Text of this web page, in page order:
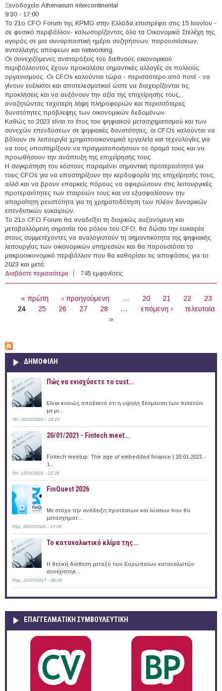
Ξενοδοχείο Athenaeum Intercontinental
9:30 - 17:00
Το 21o CFO Forum της KPMG στην Ελλάδα επιστρέφει στις 15 Ιουνίου -
σε φυσικό περιβάλλον- καλωσορίζοντας όλα τα Οικονομικά Στελέχη της
αγοράς σε μια συναρπαστική ημέρα συζητήσεων, παρουσιάσεων,
ανταλλαγής απόψεων και networking.
Οι συνεχιζόμενες αναταράξεις του διεθνούς οικονομικού
περιβάλλοντος έχουν προκαλέσει σημαντικές αλλαγές σε πολλούς
οργανισμούς. Οι CFOs καλούνται τώρα - περισσότερο από ποτέ - να
γίνουν ευέλικτοι και αποτελεσματικοί ώστε να διαχειρίζονται τις
προκλήσεις και να αυξάνουν την αξία της επιχείρησής τους,
αναζητώντας ταχύτερη λήψη πληροφοριών και περισσότερες
δυνατότητες πρόβλεψης των οικονομικών δεδομένων.
Καθώς το 2023 είναι το έτος του ψηφιακού μετασχηματισμού και των
συνεχών επενδύσεων σε ψηφιακές δυνατότητες, οι CFOs καλούνται να
βάλουν σε λειτουργία χρηματοοικονομικά εργαλεία και τεχνολογίες για
να τους υποστηρίξουν να πραγματοποιήσουν το όραμά τους και να
προωθήσουν την ανάπτυξη της επιχείρησής τους.
Η συγκράτηση του κόστους παραμένει σημαντική προτεραιότητα για
τους CFOs για να υποστηρίξουν την κερδοφορία της επιχείρησής τους,
αλλά και να βρουν επαρκείς πόρους να αφιερώσουν στις λειτουργικές
προτεραιότητες των εταιρειών τους και να εξασφαλίσουν την
απαραίτητη ρευστότητα για τη χρηματοδότηση των πλέον δυναμικών
επενδυτικών ευκαιριών.
Το 21o CFO Forum θα αναδείξει τη διαρκώς αυξανόμενη και
μεταβαλλόμενη σημασία του ρόλου του CFO, θα δώσει την ευκαιρία
στους συμμετέχοντες να αναλογιστούν τη σημαντικότητα της ψηφιακής
λειτουργίας των οικονομικών υπηρεσιών και θα παρουσιάσει το
μακροοικονομικό περιβάλλον που θα καθορίσει τις αποφάσεις για το
2023 και μετά.
Διαβάστε περισσότερα για 15/06/2023 - CFO Forum της KPMG (Αθήνα)
745 εμφανίσεις
« πρώτη ‹ προηγούμενη … 20 21 22
23
24
25 26 27 28 … επόμενη ›
τελευταία
»
ΔΗΜΟΦΙΛΗ
Πώς να ενισχύσετε το cust...
Είναι κοινώς αποδεκτό ότι η υψηλή δέσμευση των πελατών
με μι...
Τετ, 22/12/2021 - 16:13
20/01/2021 - Fintech meet...
Fintech meetup: The age of embedded finance | 20.01.2021 -
1...
Τετ, 13/01/2021 - 21:25
FinQuest 2026
Με στόχο την ανάδειξη προτάσεων και λύσεων που θα
μετασχηματ...
Πέμ, 30/07/2026 - 17:05
Το καταναλωτικό κλίμα της...
Η θετική διάθεση μεταξύ των Ευρωπαίων καταναλωτών
συνεχίστηκ...
Παρ, 21/07/2017 - 08:05
ΕΠΑΓΓΕΛΜΑΤΙΚΉ ΣΥΜΒΟΥΛΕΥΤΙΚΉ